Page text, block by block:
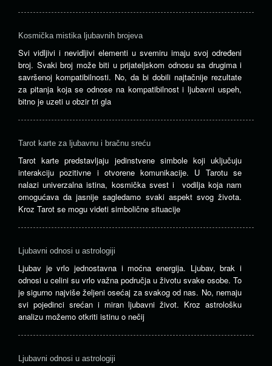
Kosmička mistika ljubavnih brojeva
Svi vidljivi i nevidljivi elementi u svemiru imaju svoj određeni
broj. Svaki broj može biti u prijateljskom odnosu sa drugima i
savršenoj kompatibilnosti. No, da bi dobili najtačnije rezultate
za pitanja koja se odnose na kompatibilnost i ljubavni uspeh,
bitno je uzeti u obzir tri gla
Tarot karte za ljubavnu i bračnu sreću
Tarot karte predstavljaju jedinstvene simbole koji uključuju
interakciju pozitivne i otvorene komunikacije. U Tarotu se
nalazi univerzalna istina, kosmička svest i vodilja koja nam
omogućava da jasnije sagledamo svaki aspekt svog života.
Kroz Tarot se mogu videti simbolične situacije
Ljubavni odnosi u astrologiji
Ljubav je vrlo jednostavna i moćna energija. Ljubav, brak i
odnosi u celini su vrlo važna područja u životu svake osobe. To
je sigurno najviše željeni osećaj za svakog od nas. No, nemaju
svi pojedinci srećan i miran ljubavni život. Kroz astrološku
analizu možemo otkriti istinu o nečij
Ljubavni odnosi u astrologiji